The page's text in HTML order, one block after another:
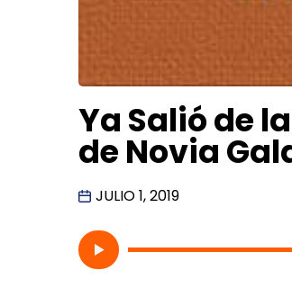
Ya Salió de
de Novia
JULIO 1, 2019